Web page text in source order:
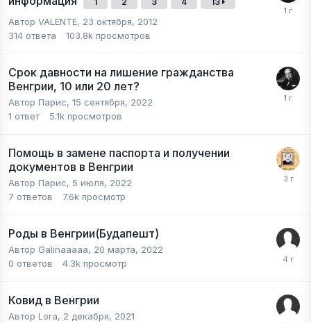
Автор VALENTE, 23 октября, 2012
314 ответа 103.8k просмотров
Срок давности на лишение гражданства
Венгрии, 10 или 20 лет?
Автор Парис, 15 сентября, 2022
1 ответ 5.1k просмотров
Помощь в замене паспорта и получении
документов в Венгрии
Автор Парис, 5 июля, 2022
7 ответов 7.6k просмотр
Роды в Венгрии(Будапешт)
Автор Galinaaaaa, 20 марта, 2022
0 ответов 4.3k просмотр
Ковид в Венгрии
Автор Lora, 2 декабря, 2021